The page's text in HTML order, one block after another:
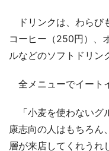
ドリンクは、わらび
コーヒー（250円）、
ルなどのソフトドリン
全メニューでイート
「小麦を使わないグ
康志向の人はもちろん
層が来店してくれうれ